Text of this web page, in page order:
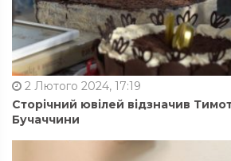
2 Лютого 2024, 17:19
Сторічний ювілей відзначив
Бучаччини